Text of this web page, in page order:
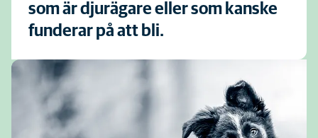
som är djurägare eller som kanske
funderar på att bli.